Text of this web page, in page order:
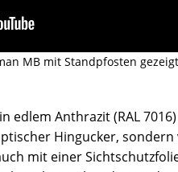
MB mit Standpfosten
edlem Anthrazit (RAL
Hingucker,
mit einer